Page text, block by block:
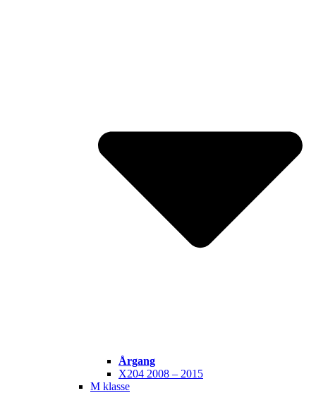
Årgang
X204 2008 – 2015
M klasse